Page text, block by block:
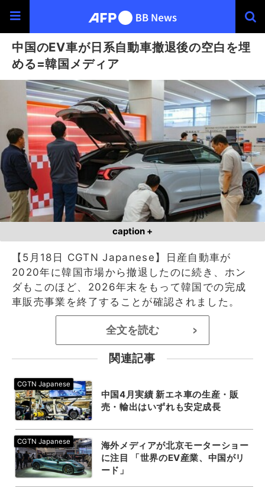
中国のEV車が日系自動車撤退後の空白を埋
める=韓国メディア
caption +
【5月18日 CGTN Japanese】日産自動車が
2020年に韓国市場から撤退したのに続き、ホン
ダもこのほど、2026年末をもって韓国での完成
車販売事業を終了することが確認されました。
全文を読む >
関連記事
中国4月実績 新エネ車の生産・販
売・輸出はいずれも安定成長
海外メディアが北京モーターショー
に注目 「世界のEV産業、中国がリ
ード」